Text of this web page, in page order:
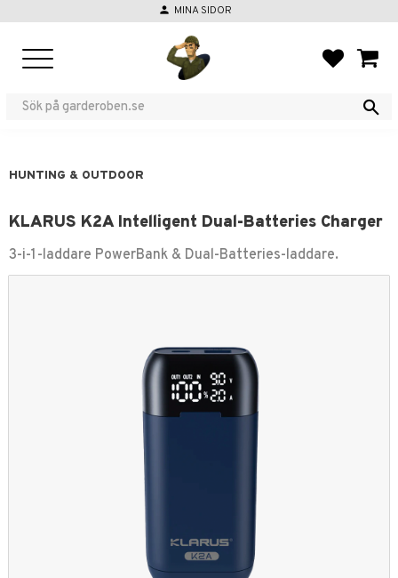
person MINA SIDOR
HUNTING & OUTDOOR
KLARUS K2A Intelligent Dual-Batteries Charger
3-i-1-laddare PowerBank & Dual-Batteries-laddare.